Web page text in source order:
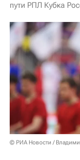
пути РПЛ Кубка
© РИА Новости /